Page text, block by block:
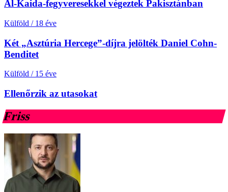
Al-Kaida-fegyveresekkel végeztek Pakisztánban
Külföld / 18 éve
Két „Asztúria Hercege”-díjra jelölték Daniel Cohn-
Benditet
Külföld / 15 éve
Ellenőrzik az utasokat
Friss